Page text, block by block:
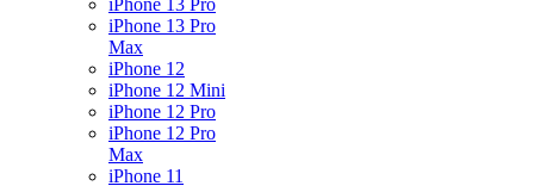
iPhone 13 Pro
iPhone 13 Pro
Max
iPhone 12
iPhone 12 Mini
iPhone 12 Pro
iPhone 12 Pro
Max
iPhone 11